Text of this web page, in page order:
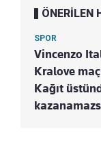
ÖNERİLEN
SPOR
Vincenzo
Kralove
Kağıt